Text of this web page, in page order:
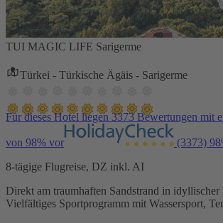
TUI MAGIC LIFE Sarigerme
Türkei - Türkische Ägäis - Sarigerme
Für dieses Hotel liegen 3373 Bewertungen mit
von 98% vor (3373)
8-tägige Flugreise, DZ inkl. AI
Direkt am traumhaften Sandstrand in idyllischer
Vielfältiges Sportprogramm mit Wassersport,